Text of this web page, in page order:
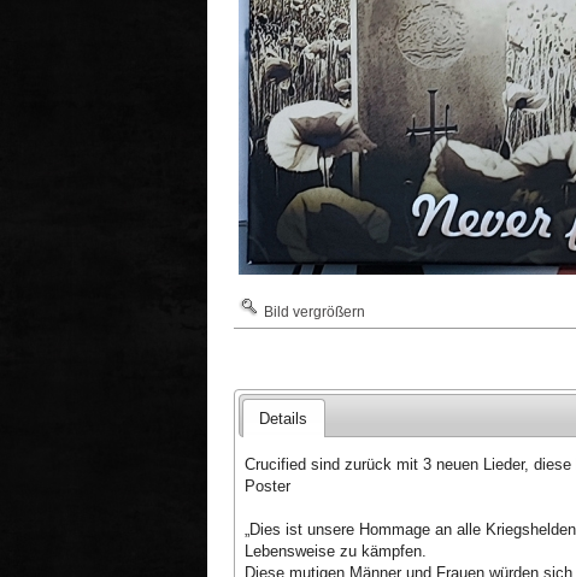
Bild vergrößern
Details
Crucified sind zurück mit 3 neuen Lieder,
Poster
„Dies ist unsere Hommage an alle
Lebensweise zu kämpfen.
Diese mutigen Männer und Frauen würden